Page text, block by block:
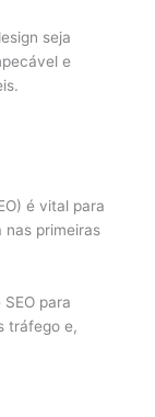
seja
e
é vital para
nas primeiras
para
tráfego e,